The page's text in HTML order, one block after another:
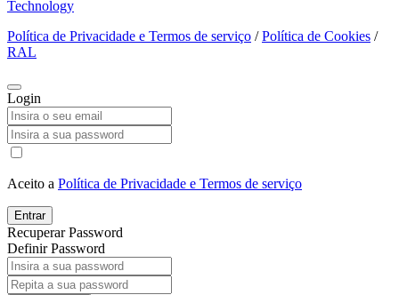
Technology
Política de Privacidade e Termos de serviço /Política de Cookies /
RAL
Login
Aceito a Política de Privacidade e Termos de serviço
Entrar
Recuperar Password
Definir Password